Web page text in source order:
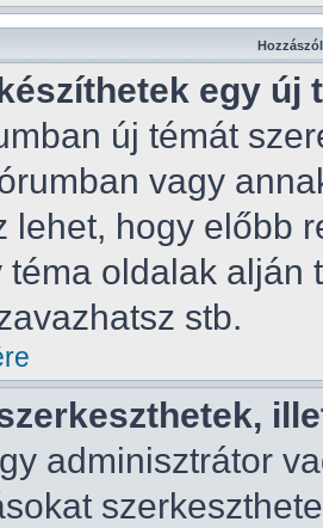
egy új
új témát
vagy
lehet, hogy előbb
téma oldalak alján
stb.
adminisztrátor